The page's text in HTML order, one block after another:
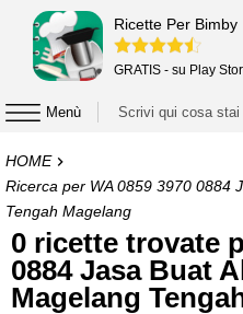
Ricette Per Bimby
GRATIS - su Play
Menù
HOME
Ricerca per WA 0859 3970 0884
Tengah Magelang
0 ricette trovate
0884 Jasa Buat
Magelang